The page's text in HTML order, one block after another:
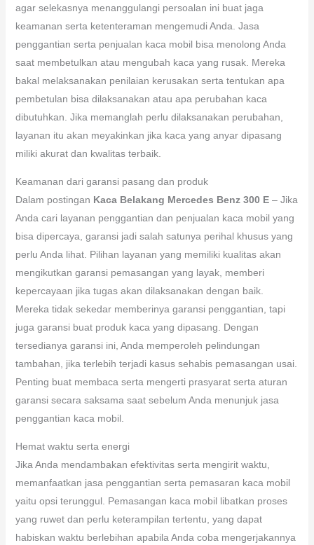
agar selekasnya menanggulangi persoalan ini buat jaga
keamanan serta ketenteraman mengemudi Anda. Jasa
penggantian serta penjualan kaca mobil bisa menolong Anda
saat membetulkan atau mengubah kaca yang rusak. Mereka
bakal melaksanakan penilaian kerusakan serta tentukan apa
pembetulan bisa dilaksanakan atau apa perubahan kaca
dibutuhkan. Jika memanglah perlu dilaksanakan perubahan,
layanan itu akan meyakinkan jika kaca yang anyar dipasang
miliki akurat dan kwalitas terbaik.
Keamanan dari garansi pasang dan produk
Dalam postingan Kaca Belakang Mercedes Benz 300 E– Jika
Anda cari layanan penggantian dan penjualan kaca mobil yang
bisa dipercaya, garansi jadi salah satunya perihal khusus yang
perlu Anda lihat. Pilihan layanan yang memiliki kualitas akan
mengikutkan garansi pemasangan yang layak, memberi
kepercayaan jika tugas akan dilaksanakan dengan baik.
Mereka tidak sekedar memberinya garansi penggantian, tapi
juga garansi buat produk kaca yang dipasang. Dengan
tersedianya garansi ini, Anda memperoleh pelindungan
tambahan, jika terlebih terjadi kasus sehabis pemasangan usai.
Penting buat membaca serta mengerti prasyarat serta aturan
garansi secara saksama saat sebelum Anda menunjuk jasa
penggantian kaca mobil.
Hemat waktu serta energi
Jika Anda mendambakan efektivitas serta mengirit waktu,
memanfaatkan jasa penggantian serta pemasaran kaca mobil
yaitu opsi terunggul. Pemasangan kaca mobil libatkan proses
yang ruwet dan perlu keterampilan tertentu, yang dapat
habiskan waktu berlebihan apabila Anda coba mengerjakannya